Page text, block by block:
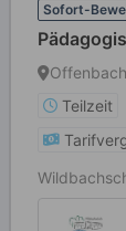
Sofort-
Teilzeit